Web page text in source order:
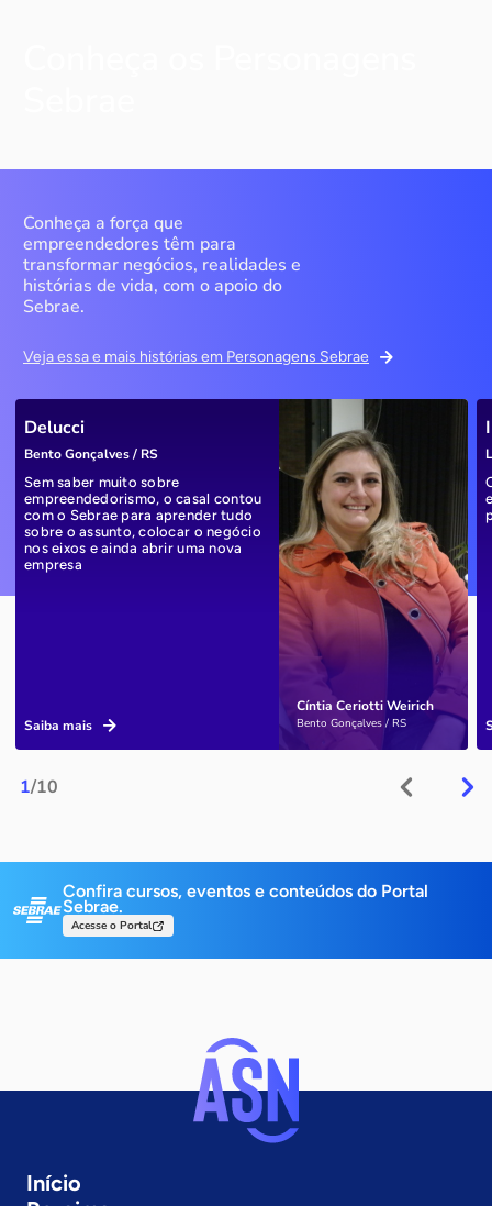
Conheça a força que
empreendedores têm para
transformar negócios, realidades e
histórias de vida, com o apoio do
Sebrae.
Veja essa e mais histórias em Personagens Sebrae
1/10
Cíntia Ceriotti Weirich
Bento Gonçalves / RS
Delucci
Bento Gonçalves / RS
Sem saber muito sobre
empreendedorismo, o casal contou
com o Sebrae para aprender tudo
sobre o assunto, colocar o negócio
nos eixos e ainda abrir uma nova
empresa
Saiba mais
Confira cursos, eventos e conteúdos do Portal
Sebrae.
Acesse o Portal
Início